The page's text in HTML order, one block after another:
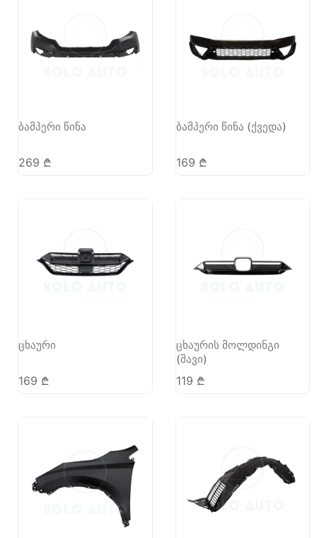
ბამპერი წინა
269 ₾
ბამპერი წინა (ქვედა)
169 ₾
ცხაური
169 ₾
ცხაურის მოლდინგი
(შავი)
119 ₾